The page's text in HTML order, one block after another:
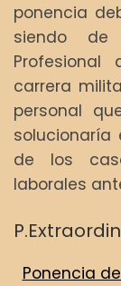
ponencia
siendo de
carrera
personal
de los
laborales
Ponencia